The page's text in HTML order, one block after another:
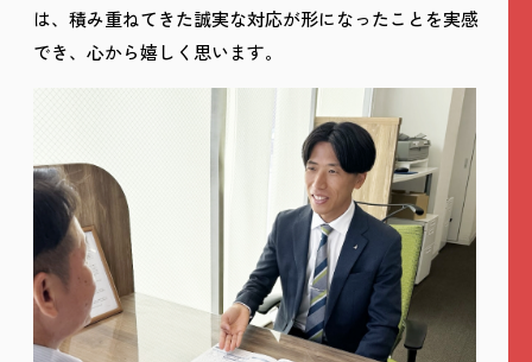
は、積み重ねてきた誠実な対応が形になったことを実感
でき、心から嬉しく思います。